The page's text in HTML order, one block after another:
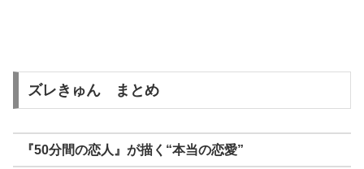
ズレきゅん まとめ
『50分間の恋人』が描く“本当の恋愛”